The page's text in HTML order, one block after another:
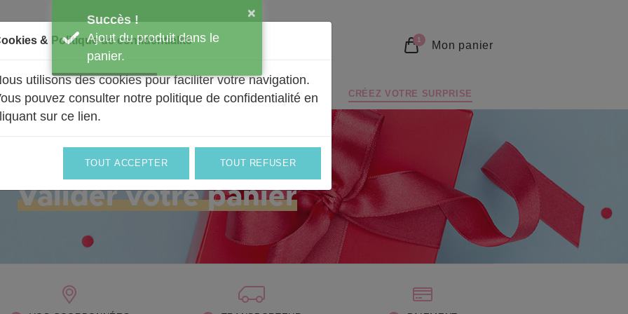
1 Mon panier
UN PEU DE NOUS PRO & ENTREPRISES CRÉEZ VOTRE SURPRISE
Une sélection de bonheur
Valider votre panier
×
Succès !
Ajout du produit dans le
panier.
& Politique de confidentialité
utilisons des cookies pour faciliter votre navigation.
pouvez consulter notre politique de confidentialité en
sur ce lien.
TOUT ACCEPTER TOUT REFUSER